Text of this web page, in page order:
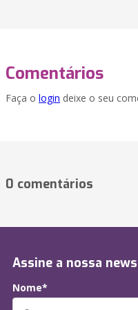
Comentários
Faça o login deixe o seu
0 comentários
Assine a nossa
Nome*